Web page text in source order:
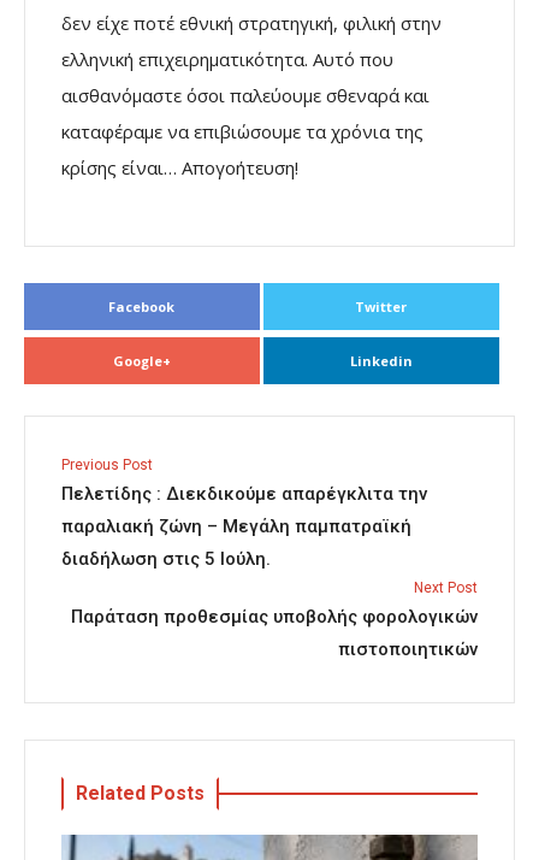
δεν είχε ποτέ εθνική στρατηγική, φιλική στην
ελληνική επιχειρηματικότητα. Αυτό που
αισθανόμαστε όσοι παλεύουμε σθεναρά και
καταφέραμε να επιβιώσουμε τα χρόνια της
κρίσης είναι… Απογοήτευση!
Facebook Twitter
Google+ Linkedin
Previous Post
Πελετίδης : Διεκδικούμε απαρέγκλιτα την
παραλιακή ζώνη – Μεγάλη παμπατραϊκή
διαδήλωση στις 5 Ιούλη.
Next Post
Παράταση προθεσμίας υποβολής φορολογικών
πιστοποιητικών
Related Posts